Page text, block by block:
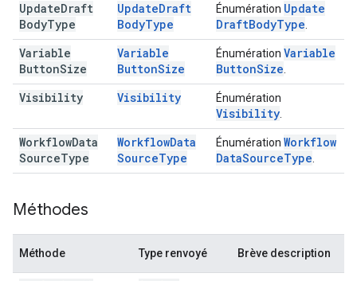
UpdateDraft
BodyType
UpdateDraft
BodyType
Énumération Update
DraftBodyType
Variable
ButtonSize
Variable
ButtonSize
Énumération Variable
ButtonSize
Visibility Visibility Énumération
Visibility
WorkflowData
SourceType
WorkflowData
SourceType
Énumération Workflow
DataSourceType
Méthodes
Méthode Type renvoyé Brève description